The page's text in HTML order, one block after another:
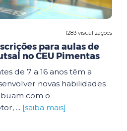
1283 visualizações
para aulas de
no CEU Pimentas
de 7 a 16 anos têm a
novas habilidades
com o
... [saiba mais]